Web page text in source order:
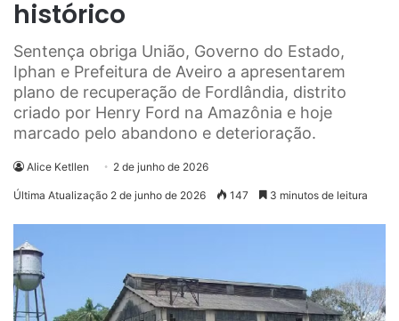
histórico
Sentença obriga União, Governo do Estado,
Iphan e Prefeitura de Aveiro a apresentarem
plano de recuperação de Fordlândia, distrito
criado por Henry Ford na Amazônia e hoje
marcado pelo abandono e deterioração.
Alice Ketllen 2 de junho de 2026
Última Atualização 2 de junho de 2026 147 3 minutos de leitura